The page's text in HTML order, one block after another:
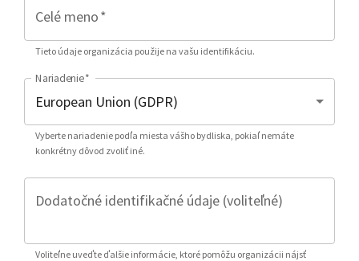
Celé meno*
Tieto údaje organizácia použije na vašu identifikáciu.
Nariadenie*
Vyberte nariadenie podľa miesta vášho bydliska, pokiaľ nemáte
konkrétny dôvod zvoliť iné.
Dodatočné identifikačné údaje (voliteľné)
Voliteľne uveďte ďalšie informácie, ktoré pomôžu organizácii nájsť